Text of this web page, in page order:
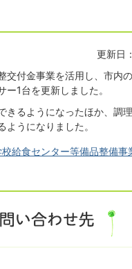
更新日
交付金事業を活用し、市内
1台を更新しました。
るようになったほか、調理
うになりました。
給食センター等備品整備事